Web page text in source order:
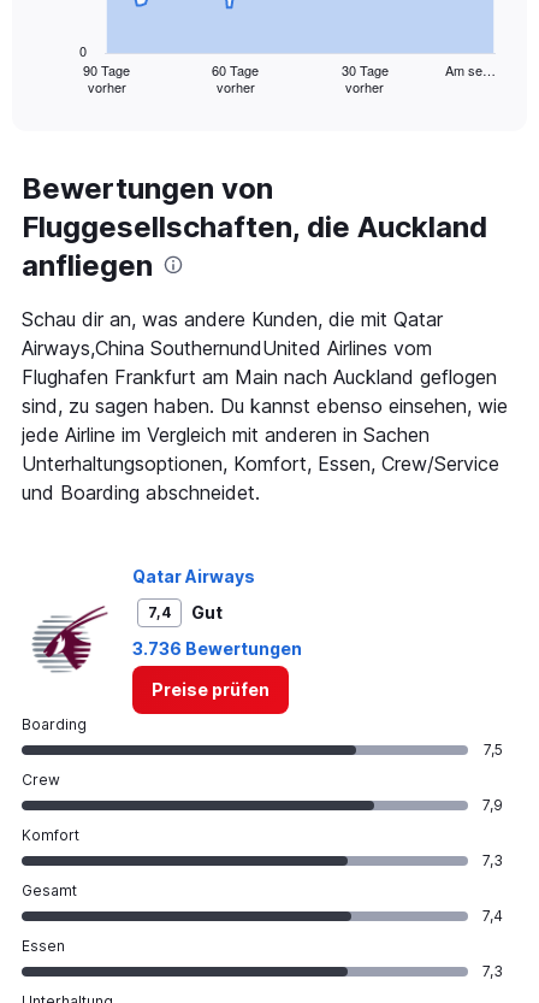
Range:
91
categories.
The
chart
1
Y
axis
displaying
values.
Range:
0
to
3000.
90 Tage
vorher
60 Tage
vorher
30 Tage
vorher
Am se…
0
Bewertungen von
Fluggesellschaften, die Auckland
anfliegen
Schau dir an, was andere Kunden, die mit Qatar
Airways,China SouthernundUnited Airlines vom
Flughafen Frankfurt am Main nach Auckland geflogen
sind, zu sagen haben. Du kannst ebenso einsehen, wie
jede Airline im Vergleich mit anderen in Sachen
Unterhaltungsoptionen, Komfort, Essen, Crew/Service
und Boarding abschneidet.
Qatar Airways
7,4
Gut
3.736 Bewertungen
Preise prüfen
Boarding
7,5
Crew
7,9
Komfort
7,3
Gesamt
7,4
Essen
7,3